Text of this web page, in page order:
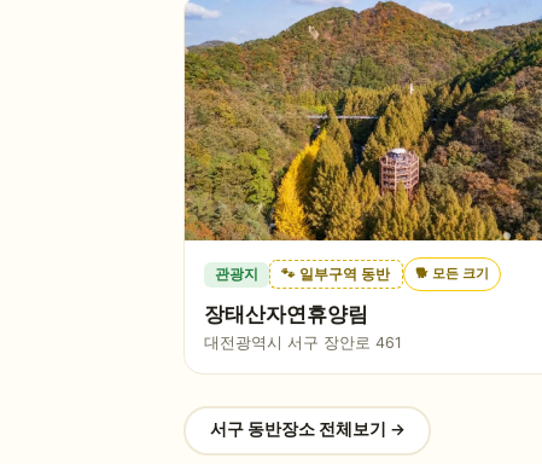
관광지 🐾 일부구역 동반 🐕 모든 크기
장태산자연휴양림
대전광역시 서구 장안로 461
서구동반장소 전체보기 →